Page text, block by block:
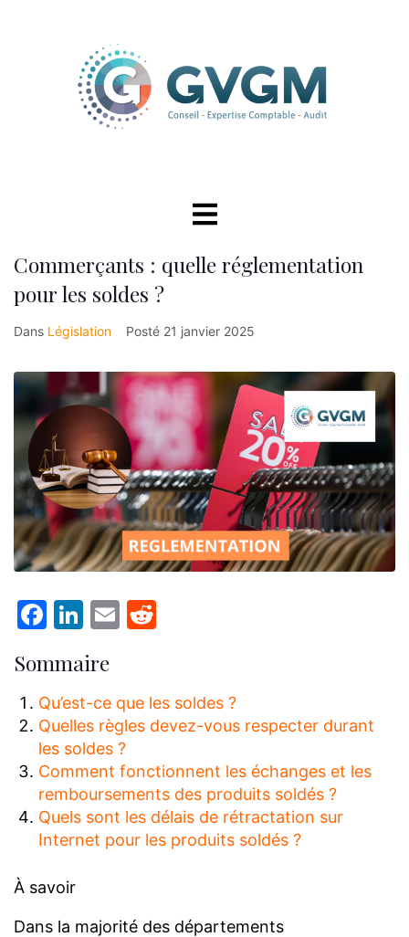
Commerçants : quelle réglementation
pour les soldes ?
Dans Législation Posté 21 janvier 2025
Facebook
LinkedIn
Email
Sommaire
Qu’est-ce que les soldes ?
Quelles règles devez-vous respecter durant
les soldes ?
Comment fonctionnent les échanges et les
remboursements des produits soldés ?
Quels sont les délais de rétractation sur
Internet pour les produits soldés ?
À savoir
Dans la majorité des départements